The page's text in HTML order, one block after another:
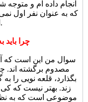
انجام داده ام و
که به عنوان نفر اول نمی
افراد تعامل کند.
چرا باید
سوال من این است که
مصدوم برگشته اند.
بگذارد، قلعه نویی را
زند. بهتر نیست که
موضوعی است که به